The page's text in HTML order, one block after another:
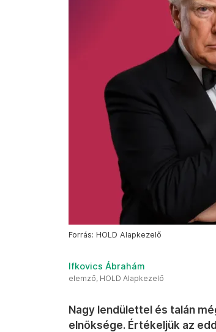
Forrás: HOLD Alapkezelő
Ifkovics Ábrahám
elemző, HOLD Alapkezelő
Nagy lendülettel és talán
elnöksége. Értékeljük az